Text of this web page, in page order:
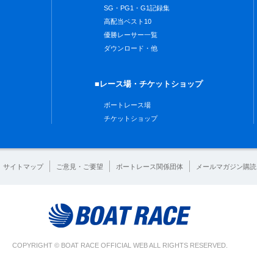
SG・PG1・G1記録集
高配当ベスト10
優勝レーサー一覧
ダウンロード・他
■レース場・チケットショップ
ボートレース場
チケットショップ
サイトマップ ご意見・ご要望 ボートレース関係団体 メールマガジン購読
COPYRIGHT © BOAT RACE OFFICIAL WEB ALL RIGHTS RESERVED.